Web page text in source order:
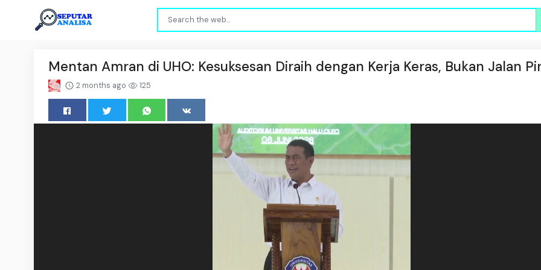
Mentan Amran di UHO: Kesuksesan Diraih dengan Kerja Keras, Bukan Jalan
2 months ago 125